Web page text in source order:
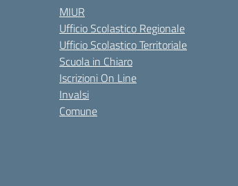
MIUR
Ufficio Scolastico Regionale
Ufficio Scolastico Territoriale
Scuola in Chiaro
Iscrizioni On Line
Invalsi
Comune